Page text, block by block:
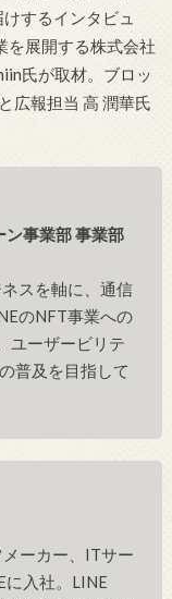
するインタビュ
を展開する株式会社
氏が取材。ブロッ
広報担当 高 潤華氏
ン事業部 事業部
スを軸に、通信
のNFT事業への
ユーザービリテ
普及を目指して
ーカー、ITサー
に入社。LINE